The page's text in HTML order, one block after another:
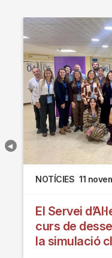
NOTÍCIES 11
El Servei
curs de
la simulació